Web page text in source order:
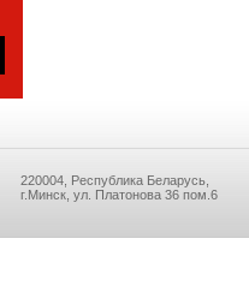
220004, Республика Беларусь,
г.Минск, ул. Платонова 36 пом.6